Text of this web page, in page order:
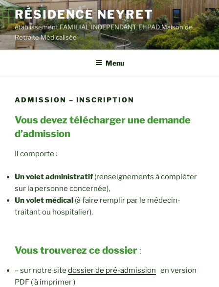
Aller
au
contenu
principal
RÉSIDENCE NEYRET
établissement FAMILIAL INDEPENDANT, EHPAD Maison de
Retraite Médicalisée
Menu
ADMISSION – INSCRIPTION
Vous devez télécharger une demande
d’admission
Il comporte :
Un volet administratif (renseignements à compléter
sur la personne concernée),
Un volet médical (à faire remplir par le médecin-
traitant ou hospitalier).
Vous trouverez ce dossier :
– sur notre site dossier de pré-admission en version
PDF ( à imprimer )